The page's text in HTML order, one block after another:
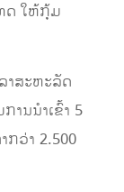
ດ ​ໃຫ້​ກຸ້ມ​
າ​ສະຫະລັດ
ານ​ນຳ​ເຂົ້າ 5
ກວ່າ 2.500